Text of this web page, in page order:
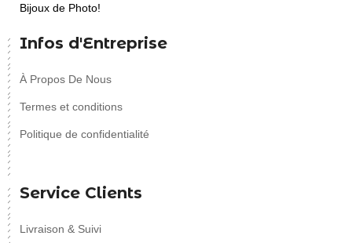
Bijoux de Photo!
Infos d'Entreprise
À Propos De Nous
Termes et conditions
Politique de confidentialité
Service Clients
Livraison & Suivi